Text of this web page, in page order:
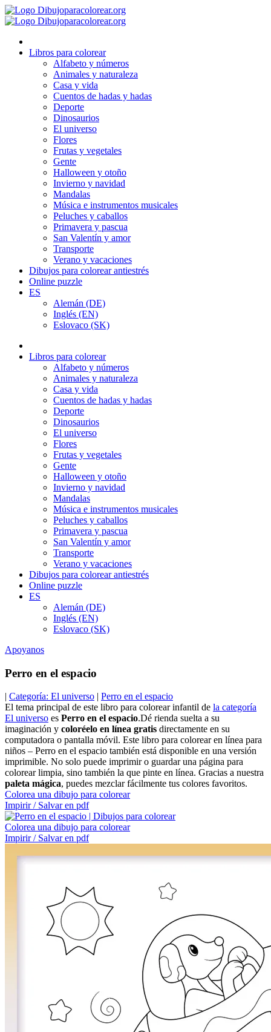
Ir
al
Libros para colorear
Alfabeto y números
Animales y naturaleza
Casa y vida
Cuentos de hadas y hadas
Deporte
Dinosaurios
El universo
Flores
Frutas y vegetales
Gente
Halloween y otoño
Invierno y navidad
Mandalas
Música e instrumentos musicales
Peluches y caballos
Primavera y pascua
San Valentín y amor
Transporte
Verano y vacaciones
Dibujos para colorear antiestrés
Online puzzle
ES
Alemán (DE)
Inglés (EN)
Eslovaco (SK)
Libros para colorear
Alfabeto y números
Animales y naturaleza
Casa y vida
Cuentos de hadas y hadas
Deporte
Dinosaurios
El universo
Flores
Frutas y vegetales
Gente
Halloween y otoño
Invierno y navidad
Mandalas
Música e instrumentos musicales
Peluches y caballos
Primavera y pascua
San Valentín y amor
Transporte
Verano y vacaciones
Dibujos para colorear antiestrés
Online puzzle
ES
Alemán (DE)
Inglés (EN)
Eslovaco (SK)
Apoyanos
Perro en el espacio
| Categoría: El universo | Perro en el espacio
El tema principal de este libro para colorear infantil de la categoría
El universo es Perro en el espacio.Dé rienda suelta a su
imaginación y coloréelo en línea gratis directamente en su
computadora o pantalla móvil. Este libro para colorear en línea para
niños – Perro en el espacio también está disponible en una versión
imprimible. No solo puede imprimir o guardar una página para
colorear limpia, sino también la que pinte en línea. Gracias a nuestra
paleta mágica, puedes mezclar fácilmente tus colores favoritos.
Colorea una dibujo para colorear
Impirir / Salvar en pdf
Colorea una dibujo para colorear
Impirir / Salvar en pdf